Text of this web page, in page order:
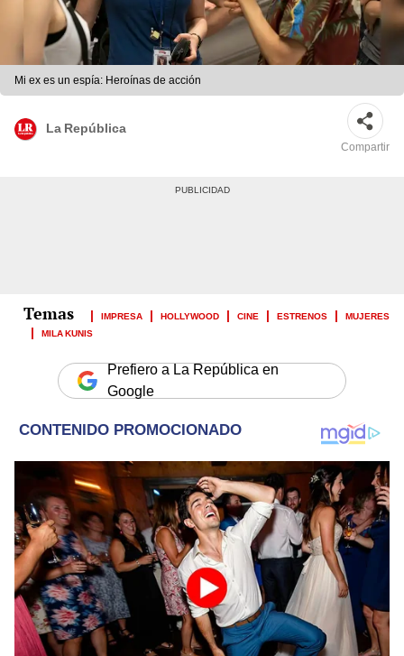
Mi ex es un espía: Heroínas de acción
La República
Compartir
IMPRESA HOLLYWOOD CINE ESTRENOS
MUJERES
MILA KUNIS
Prefiero a La República en
Google